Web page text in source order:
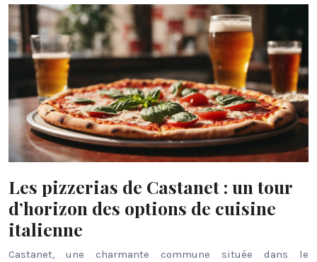
Les pizzerias de Castanet : un tour
d’horizon des options de cuisine
italienne
Castanet, une charmante commune située dans le